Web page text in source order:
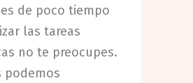
de poco tiempo
las tareas
no te preocupes.
podemos